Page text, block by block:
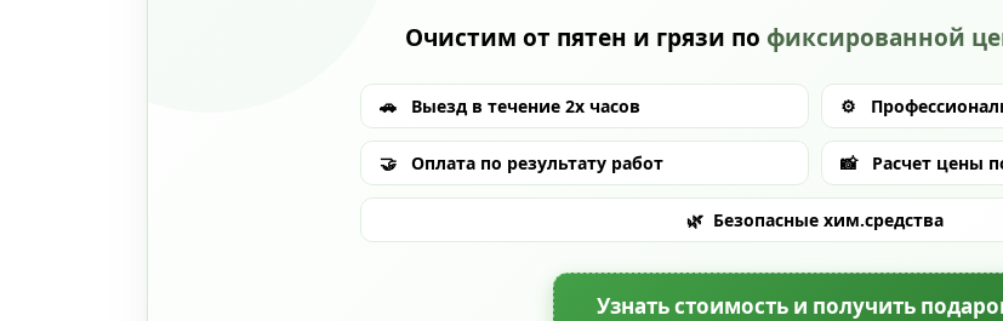
Очистим от пятен и грязи по фиксированной
🚗 Выезд в течение 2х часов ⚙️
🤝 Оплата по результату работ 📸 Расчет цены
🌿 Безопасные хим.средства
Узнать стоимость и получить